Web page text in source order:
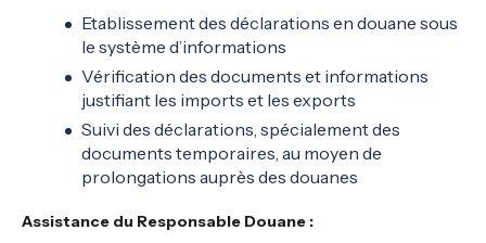
Etablissement des déclarations en douane sous
le système d’informations
Vérification des documents et informations
justifiant les imports et les exports
Suivi des déclarations, spécialement des
documents temporaires, au moyen de
prolongations auprès des douanes
Assistance du Responsable Douane :